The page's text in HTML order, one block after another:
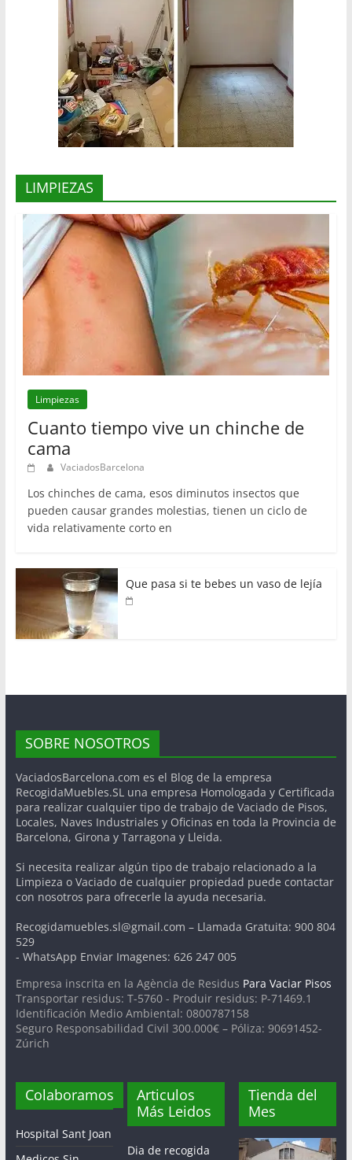
LIMPIEZAS
Limpiezas
Cuanto tiempo vive un chinche de
cama
VaciadosBarcelona
Los chinches de cama, esos diminutos insectos que
pueden causar grandes molestias, tienen un ciclo de
vida relativamente corto en
Que pasa si te bebes un vaso de lejía
SOBRE NOSOTROS
VaciadosBarcelona.com es el Blog de la empresa
RecogidaMuebles.SL una empresa Homologada y Certificada
para realizar cualquier tipo de trabajo de Vaciado de Pisos,
Locales, Naves Industriales y Oficinas en toda la Provincia de
Barcelona, Girona y Tarragona y Lleida.
Si necesita realizar algún tipo de trabajo relacionado a la
Limpieza o Vaciado de cualquier propiedad puede contactar
con nosotros para ofrecerle la ayuda necesaria.
Recogidamuebles.sl@gmail.com – Llamada Gratuita: 900 804
529
- WhatsApp Enviar Imagenes: 626 247 005
Empresa inscrita en la Agència de Residus Para Vaciar Pisos
Transportar residus: T-5760 - Produir residus: P-71469.1
Identificación Medio Ambiental: 0800787158
Seguro Responsabilidad Civil 300.000€ – Póliza: 90691452-
Zúrich
Colaboramos
Hospital Sant Joan
Articulos
Más Leidos
Dia de recogida
Tienda del
Mes